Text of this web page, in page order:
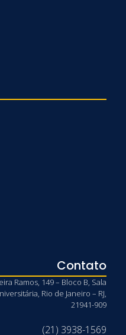
Contato
Ramos, 149 – Bloco B, Sala
Rio de Janeiro – RJ,
21941-909
(21) 3938-1569